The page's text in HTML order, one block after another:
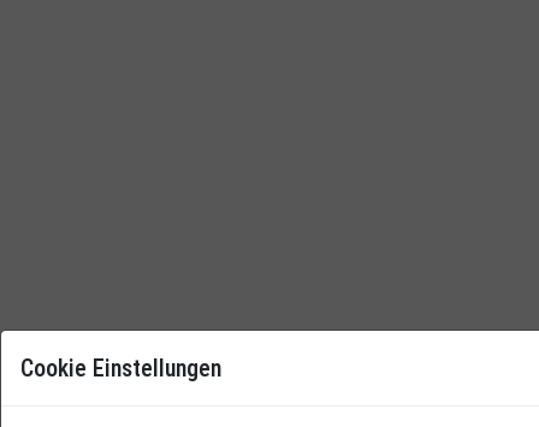
Cookie Einstellungen